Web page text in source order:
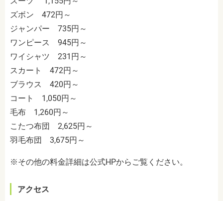
ズボン 472円～
ジャンパー 735円～
ワンピース 945円～
ワイシャツ 231円～
スカート 472円～
ブラウス 420円～
コート 1,050円～
毛布 1,260円～
こたつ布団 2,625円～
羽毛布団 3,675円～
※その他の料金詳細は公式HPからご覧ください。
アクセス